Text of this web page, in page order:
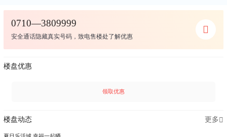
0710—3809999
安全通话隐藏真实号码，致电售楼处了解优惠
楼盘优惠
领取优惠
楼盘动态 更多